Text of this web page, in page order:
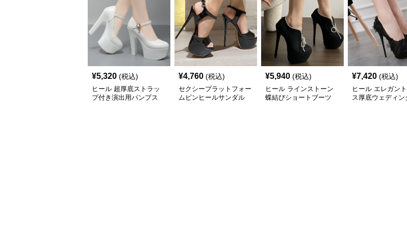
¥5,320 (税込)
ヒール 超厚底ストラッ
プ付き演出用パンプス
¥4,760 (税込)
セクシープラットフォー
ムピンヒールサンダル
¥5,940 (税込)
ヒール ラインストーン
蝶結びショートブーツ
¥7,420 (税込)
ヒール エレガン
ス厚底ウェディン